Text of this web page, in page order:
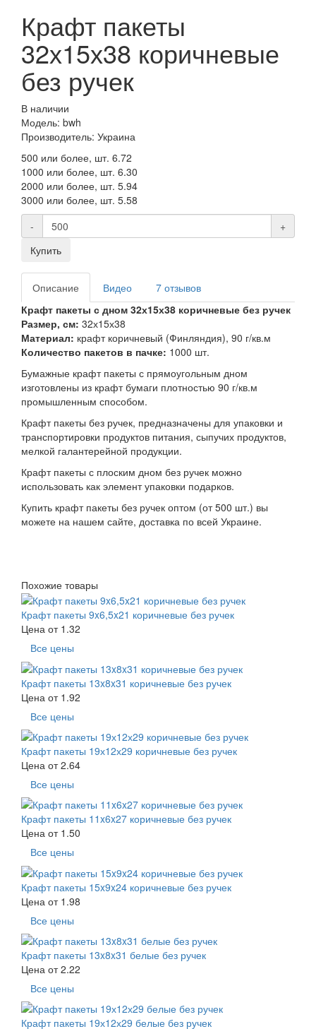
Крафт пакеты
32х15х38 коричневые
без ручек
В наличии
Модель: bwh
Производитель: Украина
500 или более, шт. 6.72
1000 или более, шт. 6.30
2000 или более, шт. 5.94
3000 или более, шт. 5.58
-
+
Купить
Описание Видео
7 отзывов
Крафт пакеты с дном 32х15х38 коричневые без ручек
Размер, см: 32х15х38
Материал: крафт коричневый (Финляндия), 90 г/кв.м
Количество пакетов в пачке: 1000 шт.
Бумажные крафт пакеты с прямоугольным дном
изготовлены из крафт бумаги плотностью 90 г/кв.м
промышленным способом.
Крафт пакеты без ручек, предназначены для упаковки и
транспортировки продуктов питания, сыпучих продуктов,
мелкой галантерейной продукции.
Крафт пакеты с плоским дном без ручек можно
использовать как элемент упаковки подарков.
Купить крафт пакеты без ручек оптом (от 500 шт.) вы
можете на нашем сайте, доставка по всей Украине.
Похожие товары
Крафт пакеты 9x6,5x21 коричневые без ручек
Цена от 1.32
Все цены
Крафт пакеты 13x8x31 коричневые без ручек
Цена от 1.92
Все цены
Крафт пакеты 19х12х29 коричневые без ручек
Цена от2.64
Все цены
Крафт пакеты 11x6x27 коричневые без ручек
Цена от 1.50
Все цены
Крафт пакеты 15x9x24 коричневые без ручек
Цена от 1.98
Все цены
Крафт пакеты 13x8x31 белые без ручек
Цена от2.22
Все цены
Крафт пакеты 19х12х29 белые без ручек